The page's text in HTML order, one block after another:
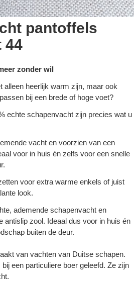
pantoffels
44
zonder wil
alleen heerlijk warm zijn, maar ook
bij een brede of hoge voet?
echte schapenvacht zijn precies wat u
vacht en voorzien van een
voor in huis én zelfs voor een snelle
voor extra warme enkels of juist
look.
ademende schapenvacht en
antislip zool. Ideaal dus voor in huis én
buiten de deur.
van vachten van Duitse schapen.
een particuliere boer geleefd. Ze zijn